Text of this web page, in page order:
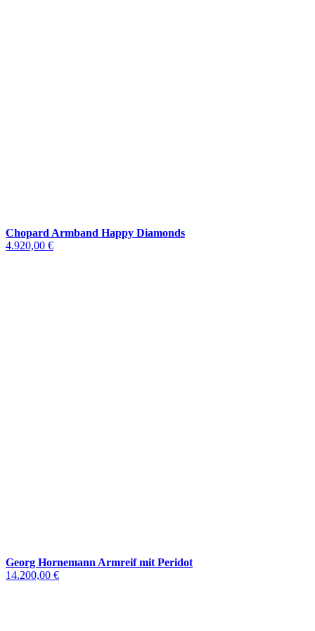
Chopard Armband Happy Diamonds
4.920,00 €
Georg Hornemann Armreif mit Peridot
14.200,00 €